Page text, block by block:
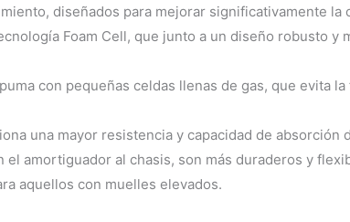
cantidaddiseñados para mejorar significativamente la
Foam Cell, que junto a un diseño robusto y
con pequeñas celdas llenas de gas, que evita
una mayor resistencia y capacidad de absorción
el amortiguador al chasis, son más duraderos y
aquellos con muelles elevados.